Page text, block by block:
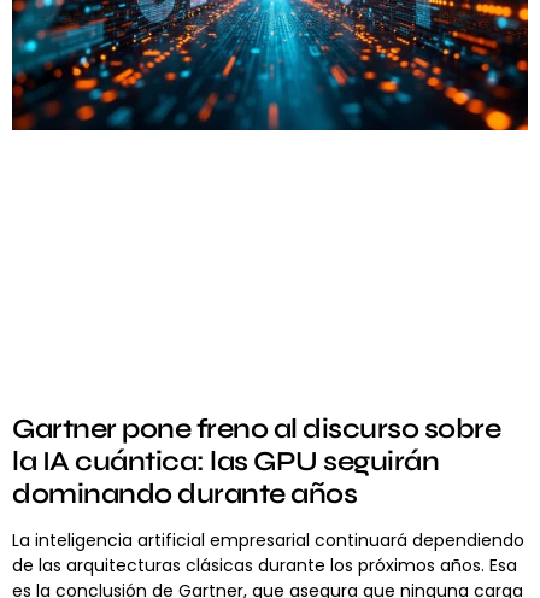
Gartner pone freno al discurso sobre
la IA cuántica: las GPU seguirán
dominando durante años
La inteligencia artificial empresarial continuará dependiendo
de las arquitecturas clásicas durante los próximos años. Esa
es la conclusión de Gartner, que asegura que ninguna carga